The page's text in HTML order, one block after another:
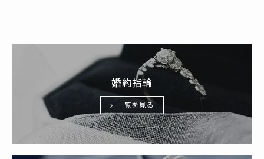
婚約指輪
一覧を見る